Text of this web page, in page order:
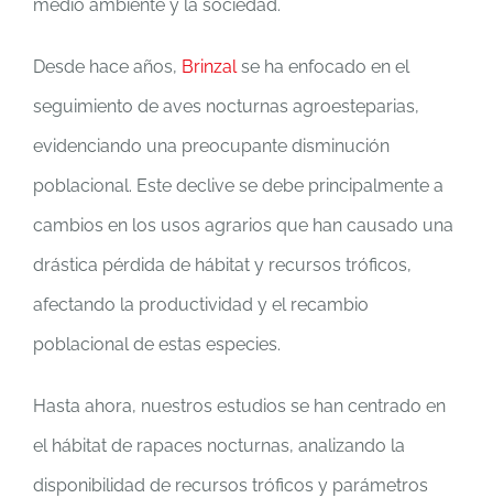
medio ambiente y la sociedad.
Desde hace años, Brinzalse ha enfocado en el
seguimiento de aves nocturnas agroesteparias,
evidenciando una preocupante disminución
poblacional. Este declive se debe principalmente a
cambios en los usos agrarios que han causado una
drástica pérdida de hábitat y recursos tróficos,
afectando la productividad y el recambio
poblacional de estas especies.
Hasta ahora, nuestros estudios se han centrado en
el hábitat de rapaces nocturnas, analizando la
disponibilidad de recursos tróficos y parámetros